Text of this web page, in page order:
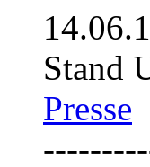
Stand
Presse